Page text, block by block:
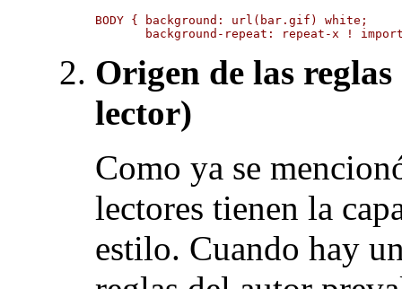
BODY { background: url(bar.gif) white;
background-repeat: repeat-x !
Origen de las
lector)
Como ya se
lectores tienen la
estilo. Cuando hay